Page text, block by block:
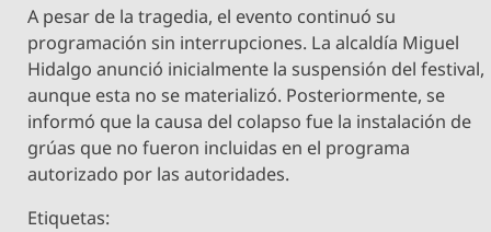
A pesar de la tragedia, el evento continuó su
programación sin interrupciones. La alcaldía Miguel
Hidalgo anunció inicialmente la suspensión del festival,
aunque esta no se materializó. Posteriormente, se
informó que la causa del colapso fue la instalación de
grúas que no fueron incluidas en el programa
autorizado por las autoridades.
Etiquetas: